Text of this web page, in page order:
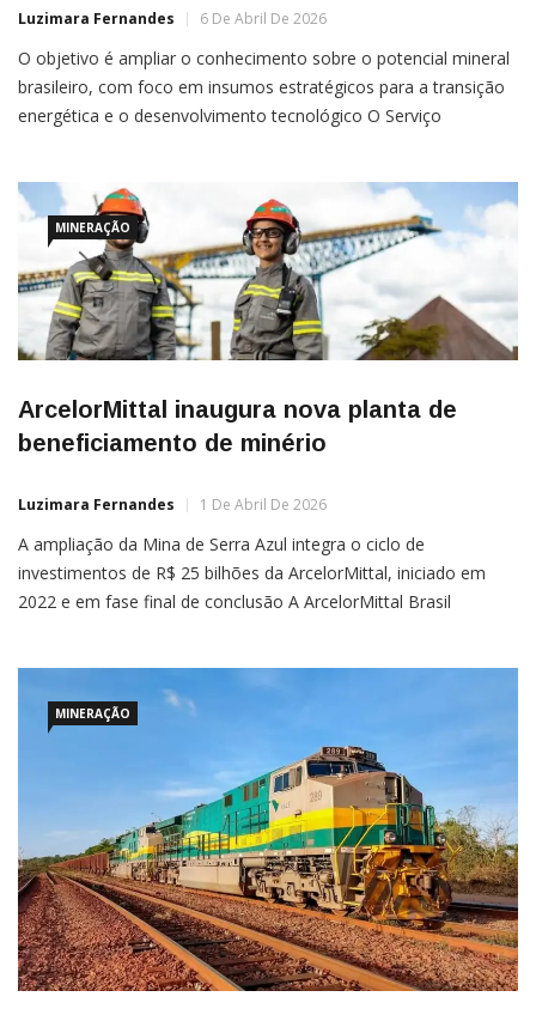
Luzimara Fernandes 6 De Abril De 2026
O objetivo é ampliar o conhecimento sobre o potencial mineral
brasileiro, com foco em insumos estratégicos para a transição
energética e o desenvolvimento tecnológico O Serviço
Projeto de Cooperação Técnica Internacional BR-T1690,
voltado ao mapeamento
MINERAÇÃO
ArcelorMittal inaugura nova planta de
beneficiamento de minério
Luzimara Fernandes 1 De Abril De 2026
A ampliação da Mina de Serra Azul integra o ciclo de
investimentos de R$ 25 bilhões da ArcelorMittal, iniciado em
2022 e em fase final de conclusão A ArcelorMittal Brasil
(MG), com investimentos de […]
MINERAÇÃO